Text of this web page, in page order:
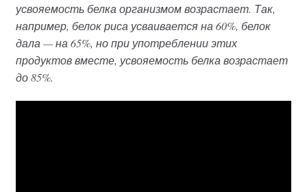
усвояемость белка организмом возрастает. Так,
например, белок риса усваивается на 60%, белок
дала — на 65%, но при употреблении этих
продуктов вместе, усвояемость белка возрастает
до 85%.